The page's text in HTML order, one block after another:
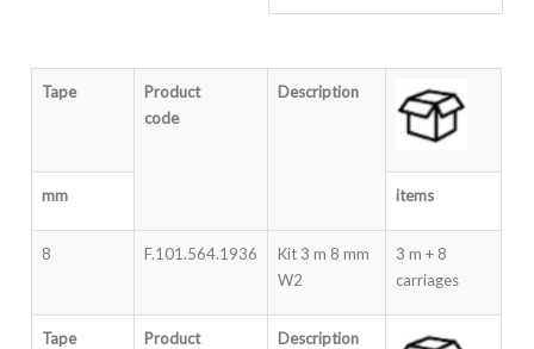
Tape
Product
code
Description
mm items
8 F.101.564.1936
Kit 3 m 8 mm
W2
3 m + 8
carriages
Tape
Product
Description